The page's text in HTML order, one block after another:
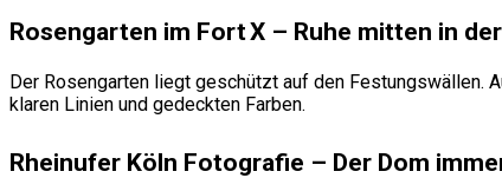
Rosengarten im Fort X – Ruhe mitten in
Der Rosengarten liegt geschützt auf den Festungswällen.
klaren Linien und gedeckten Farben.
Rheinufer Köln Fotografie – Der Dom